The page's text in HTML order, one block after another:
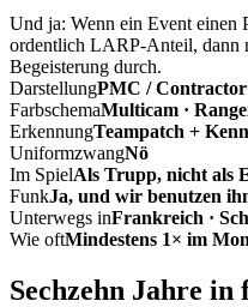
Und ja: Wenn ein Event einen
ordentlich LARP-Anteil, dann
Begeisterung durch.
DarstellungPMC / Contractor
FarbschemaMulticam ·
ErkennungTeampatch +
UniformzwangNö
Im SpielAls Trupp, nicht als
FunkJa, und wir benutzen
Unterwegs inFrankreich ·
Wie oftMindestens 1× im
Sechzehn Jahre